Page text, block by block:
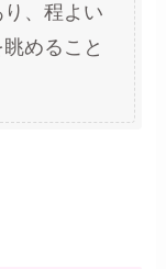
、程よい
めること